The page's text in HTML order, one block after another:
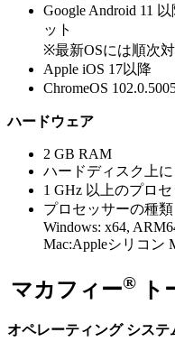
Google Android 11
ット
※最新OSには順次
Apple iOS 17以降
ChromeOS
ハードウェア
2 GB RAM
ハードディスク上
1 GHz 以上のプロ
プロセッサーの種類​
Windows: x64,
Mac:Appleシリコン
マカフィー®ト
オペレーティング システ